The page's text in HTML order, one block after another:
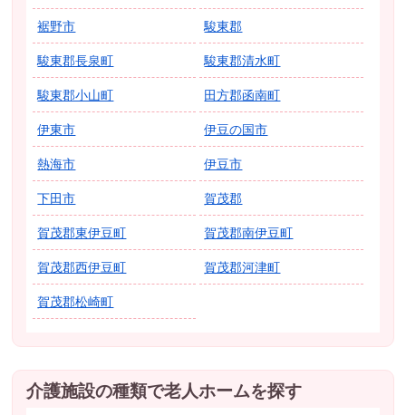
裾野市 駿東郡
駿東郡長泉町 駿東郡清水町
駿東郡小山町 田方郡函南町
伊東市 伊豆の国市
熱海市 伊豆市
下田市 賀茂郡
賀茂郡東伊豆町 賀茂郡南伊豆町
賀茂郡西伊豆町 賀茂郡河津町
賀茂郡松崎町
介護施設の種類で老人ホームを探す